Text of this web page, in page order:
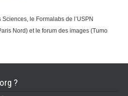
le Formalabs de l’USPN
Nord) et le forum des images (Tumo
?